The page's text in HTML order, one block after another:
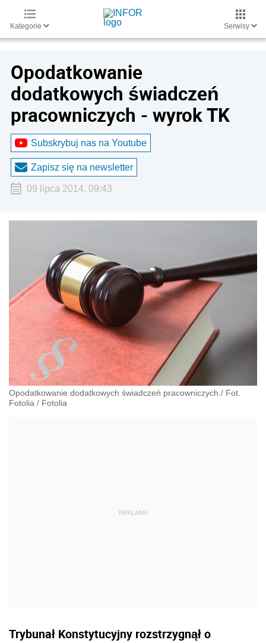
Kategorie Serwisy
Opodatkowanie
dodatkowych świadczeń
pracowniczych - wyrok TK
Subskrybuj nas na Youtube
Zapisz się na newsletter
09 lipca 2014, 09:43
Opodatkowanie dodatkowych świadczeń pracowniczych./ Fot.
Fotolia / Fotolia
Trybunał Konstytucyjny rozstrzygnął o